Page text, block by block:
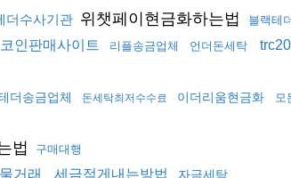
더수사기관 위챗페이현금화하는법 블랙테
인판매사이트 리플송금업체 언더돈세탁
더송금업체 돈세탁최저수수료 이더리움현금화 모
법 구매대행
거래 세금적게내는방법 자금세탁